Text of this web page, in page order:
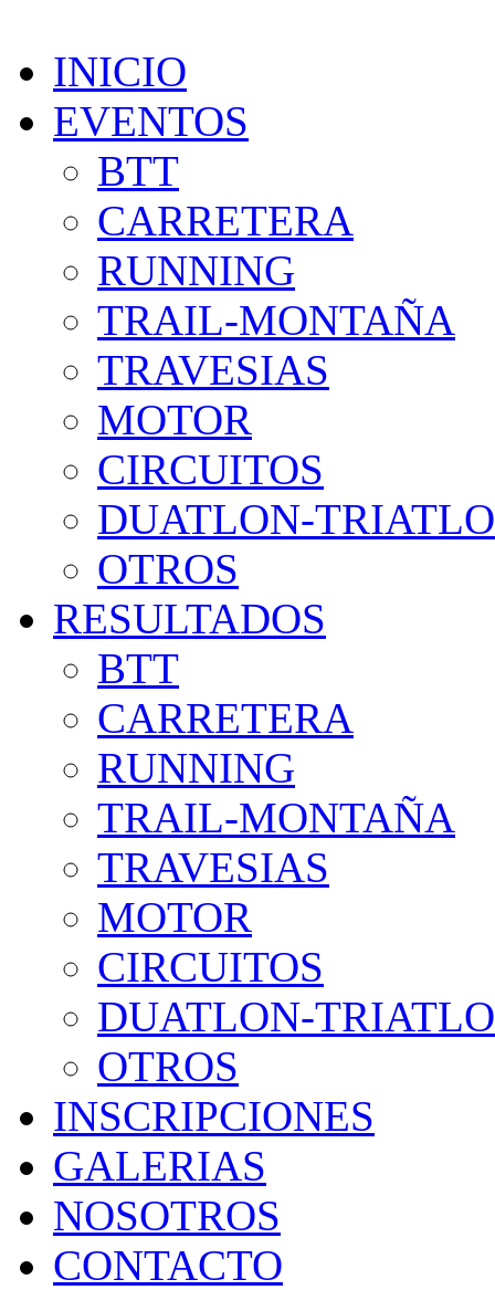
INICIO
EVENTOS
BTT
CARRETERA
RUNNING
TRAIL-MONTAÑA
TRAVESIAS
MOTOR
CIRCUITOS
DUATLON-
OTROS
RESULTADOS
BTT
CARRETERA
RUNNING
TRAIL-MONTAÑA
TRAVESIAS
MOTOR
CIRCUITOS
DUATLON-
OTROS
INSCRIPCIONES
GALERIAS
NOSOTROS
CONTACTO